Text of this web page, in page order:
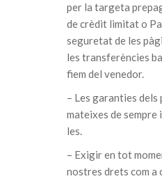
per la targeta
de crèdit limitat o
seguretat de les
les transferències
fiem del venedor.
– Les garanties dels
mateixes de sempre
les.
– Exigir en tot
nostres drets com a